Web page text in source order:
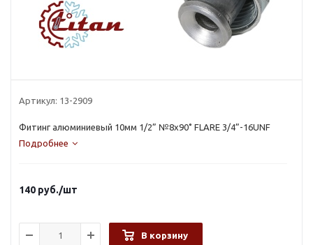
Артикул: 13-2909
Фитинг алюминиевый 10мм 1/2” №8х90˚ FLARE 3/4”-16UNF
Подробнее
140 руб./шт
В корзину